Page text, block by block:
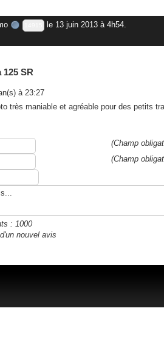
le 13 juin 2013 à 4h54.
125 SR
à 23:27
très maniable et agréable pour des petits
(Champ
(Champ
: 1000
nouvel avis